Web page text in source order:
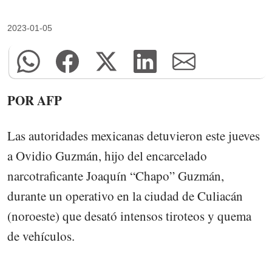
2023-01-05
POR AFP
Las autoridades mexicanas detuvieron este jueves
a Ovidio Guzmán, hijo del encarcelado
narcotraficante Joaquín “Chapo” Guzmán,
durante un operativo en la ciudad de Culiacán
(noroeste) que desató intensos tiroteos y quema
de vehículos.